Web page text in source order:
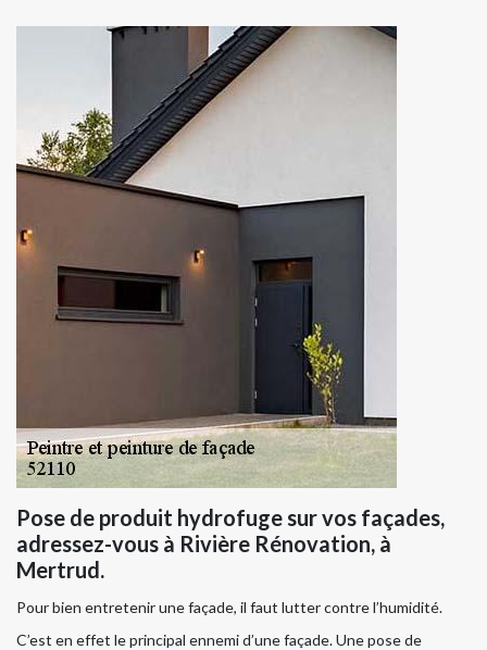
Pose de produit hydrofuge sur vos façades,
adressez-vous à Rivière Rénovation, à
Mertrud.
Pour bien entretenir une façade, il faut lutter contre l’humidité.
C’est en effet le principal ennemi d’une façade. Une pose de